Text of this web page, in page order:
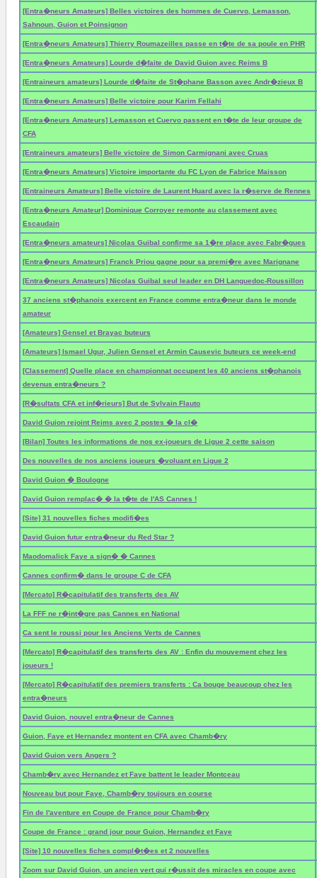
[Entra�neurs Amateurs] Belles victoires des hommes de Cuervo, Lemasson,
Sahnoun, Guion et Poinsignon
[Entra�neurs Amateurs] Thierry Roumazeilles passe en t�te de sa poule en PHR
[Entra�neurs Amateurs] Lourde d�faite de David Guion avec Reims B
[Entraineurs amateurs] Lourde d�faite de St�phane Basson avec Andr�zieux B
[Entra�neurs Amateurs] Belle victoire pour Karim Fellahi
[Entra�neurs Amateurs] Lemasson et Cuervo passent en t�te de leur groupe de
CFA
[Entraineurs amateurs] Belle victoire de Simon Carmignani avec Cruas
[Entra�neurs Amateurs] Victoire importante du FC Lyon de Fabrice Maisson
[Entraineurs Amateurs] Belle victoire de Laurent Huard avec la r�serve de Rennes
[Entra�neurs Amateur] Dominique Corroyer remonte au classement avec
Escaudain
[Entra�neurs amateurs] Nicolas Guibal confirme sa 1�re place avec Fabr�gues
[Entra�neurs Amateurs] Franck Priou gagne pour sa premi�re avec Marignane
[Entra�neurs Amateurs] Nicolas Guibal seul leader en DH Languedoc-Roussillon
37 anciens st�phanois exercent en France comme entra�neur dans le monde
amateur
[Amateurs] Gensel et Brayac buteurs
[Amateurs] Ismael Ugur, Julien Gensel et Armin Causevic buteurs ce week-end
[Classement] Quelle place en championnat occupent les 40 anciens st�phanois
devenus entra�neurs ?
[R�sultats CFA et inf�rieurs] But de Sylvain Flauto
David Guion rejoint Reims avec 2 postes � la cl�
[Bilan] Toutes les informations de nos ex-joueurs de Ligue 2 cette saison
Des nouvelles de nos anciens joueurs �voluant en Ligue 2
David Guion � Boulogne
David Guion remplac� � la t�te de l'AS Cannes !
[Site] 31 nouvelles fiches modifi�es
David Guion futur entra�neur du Red Star ?
Maodomalick Faye a sign� � Cannes
Cannes confirm� dans le groupe C de CFA
[Mercato] R�capitulatif des transferts des AV
La FFF ne r�int�gre pas Cannes en National
Ca sent le roussi pour les Anciens Verts de Cannes
[Mercato] R�capitulatif des transferts des AV : Enfin du mouvement chez les
joueurs !
[Mercato] R�capitulatif des premiers transferts : Ca bouge beaucoup chez les
entra�neurs
David Guion, nouvel entra�neur de Cannes
Guion, Faye et Hernandez montent en CFA avec Chamb�ry
David Guion vers Angers ?
Chamb�ry avec Hernandez et Faye battent le leader Montceau
Nouveau but pour Faye, Chamb�ry toujours en course
Fin de l'aventure en Coupe de France pour Chamb�ry
Coupe de France : grand jour pour Guion, Hernandez et Faye
[Site] 10 nouvelles fiches compl�t�es et 2 nouvelles
Zoom sur David Guion, un ancien vert qui r�ussit des miracles en coupe avec